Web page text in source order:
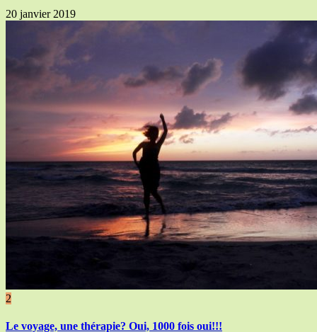
20 janvier 2019
2
Le voyage, une thérapie? Oui, 1000 fois oui!!!